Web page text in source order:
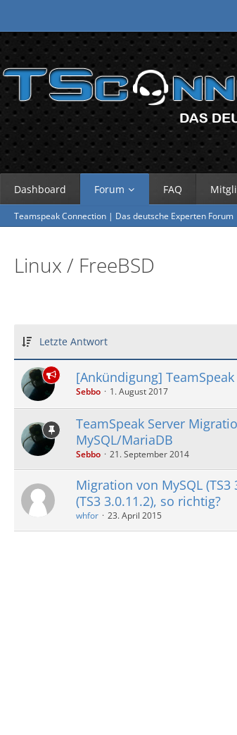
Dashboard Forum FAQ
Teamspeak Connection | Das deutsche Experten Forum
Linux / FreeBSD
Letzte Antwort
[Ankündigung]
Sebbo 1. August 2017
TeamSpeak Server
MySQL/MariaDB
Sebbo 21. September 2014
Migration von MySQL (TS3
(TS3 3.0.11.2), so richtig?
whfor 23. April 2015